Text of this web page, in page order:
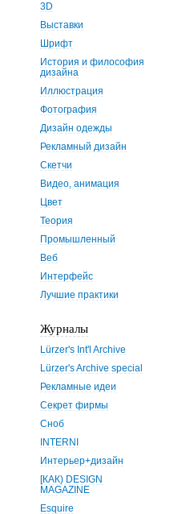
3D
Выставки
Шрифт
История и философия
дизайна
Иллюстрация
Фотография
Дизайн одежды
Рекламный дизайн
Скетчи
Видео, анимация
Цвет
Теория
Промышленный
Веб
Интерфейс
Лучшие практики
Журналы
Lürzer's Int'l Archive
Lürzer's Archive special
Рекламные идеи
Секрет фирмы
Сноб
INTERNI
Интерьер+дизайн
[КАК) DESIGN
MAGAZINE
Esquire